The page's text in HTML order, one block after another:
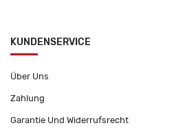
KUNDENSERVICE
Über Uns
Zahlung
Garantie Und Widerrufsrecht